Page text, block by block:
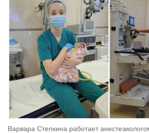
Варвара Степкина работает